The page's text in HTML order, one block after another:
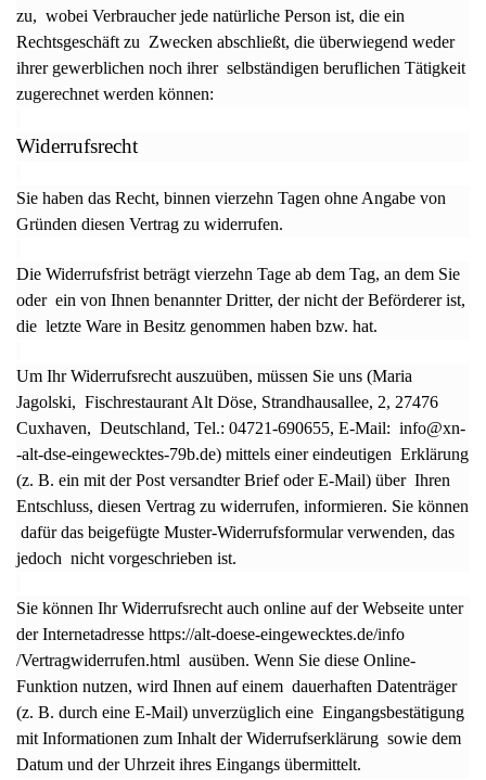
zu, wobei Verbraucher jede natürliche Person ist, die ein
Rechtsgeschäft zu Zwecken abschließt, die überwiegend weder
ihrer gewerblichen noch ihrer selbständigen beruflichen Tätigkeit
zugerechnet werden können:
Widerrufsrecht
Sie haben das Recht, binnen vierzehn Tagen ohne Angabe von
Gründen diesen Vertrag zu widerrufen.
Die Widerrufsfrist beträgt vierzehn Tage ab dem Tag, an dem Sie
oder ein von Ihnen benannter Dritter, der nicht der Beförderer ist,
die letzte Ware in Besitz genommen haben bzw. hat.
Um Ihr Widerrufsrecht auszuüben, müssen Sie uns (Maria
Jagolski, Fischrestaurant Alt Döse, Strandhausallee, 2, 27476
Cuxhaven, Deutschland, Tel.: 04721-690655, E-Mail: info@xn-
-alt-dse-eingewecktes-79b.de) mittels einer eindeutigen Erklärung
(z. B. ein mit der Post versandter Brief oder E-Mail) über Ihren
Entschluss, diesen Vertrag zu widerrufen, informieren. Sie können
dafür das beigefügte Muster-Widerrufsformular verwenden, das
jedoch nicht vorgeschrieben ist.
Sie können Ihr Widerrufsrecht auch online auf der Webseite unter
der Internetadresse https://alt-doese-eingewecktes.de/info
/Vertragwiderrufen.html ausüben. Wenn Sie diese Online-
Funktion nutzen, wird Ihnen auf einem dauerhaften Datenträger
(z. B. durch eine E-Mail) unverzüglich eine Eingangsbestätigung
mit Informationen zum Inhalt der Widerrufserklärung sowie dem
Datum und der Uhrzeit ihres Eingangs übermittelt.